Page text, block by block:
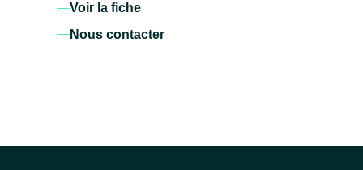
Voir la fiche
Nous contacter